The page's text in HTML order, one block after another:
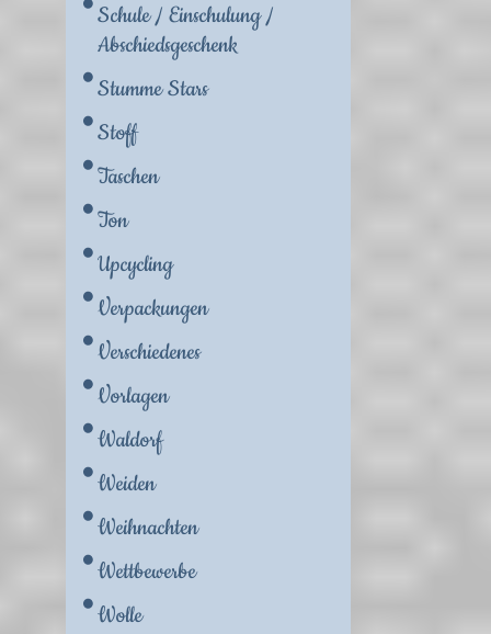
Schule / Einschulung /
Abschiedsgeschenk
Stumme Stars
Stoff
Taschen
Ton
Upcycling
Verpackungen
Verschiedenes
Vorlagen
Waldorf
Weiden
Weihnachten
Wettbewerbe
Wolle